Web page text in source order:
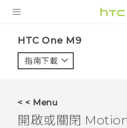
VIVE
HTC One M9‎
指南下載
< < Menu
開啟或關閉